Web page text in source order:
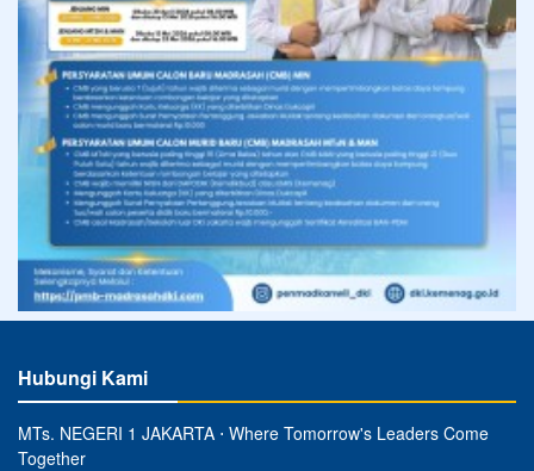
Hubungi Kami
MTs. NEGERI 1 JAKARTA ⋅ Where Tomorrow's Leaders Come
Together